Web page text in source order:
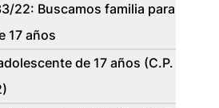
22: Buscamos familia para
17 años
de 17 años (C.P.